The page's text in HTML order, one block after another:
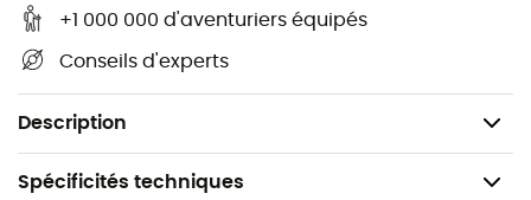
+1 000 000 d'aventuriers équipés
Conseils d'experts
Description
précis
Poids : 500 g
Spécificités techniques